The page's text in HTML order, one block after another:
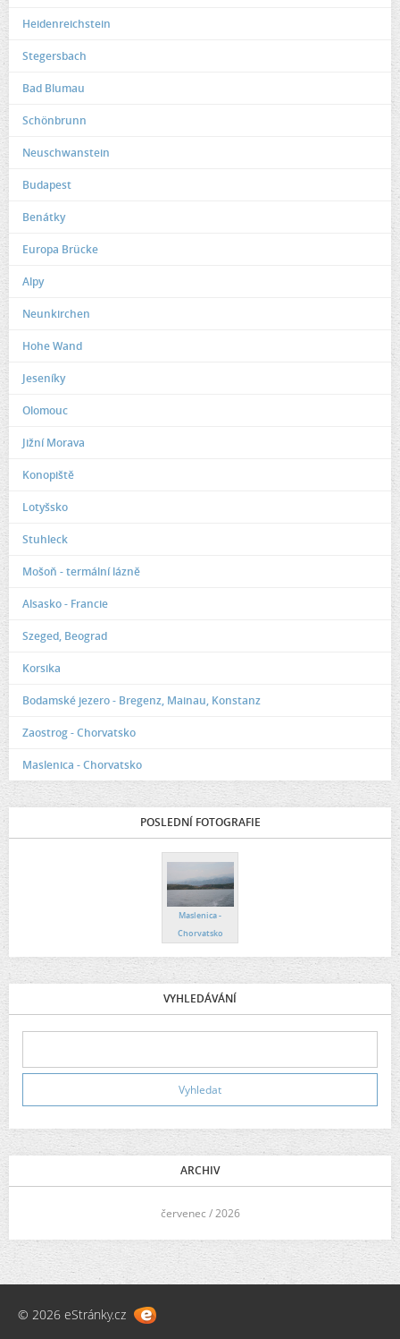
Heidenreichstein
Stegersbach
Bad Blumau
Schönbrunn
Neuschwanstein
Budapest
Benátky
Europa Brücke
Alpy
Neunkirchen
Hohe Wand
Jeseníky
Olomouc
Jižní Morava
Konopiště
Lotyšsko
Stuhleck
Mošoň - termální lázně
Alsasko - Francie
Szeged, Beograd
Korsika
Bodamské jezero - Bregenz, Mainau, Konstanz
Zaostrog - Chorvatsko
Maslenica - Chorvatsko
POSLEDNÍ FOTOGRAFIE
Maslenica -
Chorvatsko
VYHLEDÁVÁNÍ
ARCHIV
červenec / 2026
© 2026 eStránky.cz